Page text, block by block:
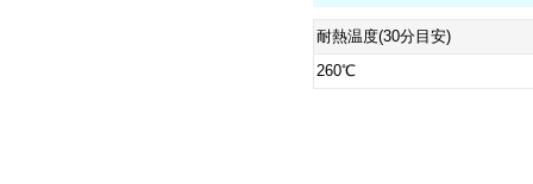
耐熱温度(30分目安)
260℃